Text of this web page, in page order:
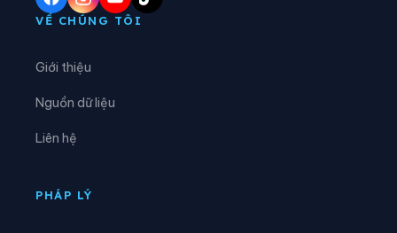
Phường Sơn Tây
VỀ CHÚNG TÔI
Giới thiệu
Nguồn dữ liệu
Liên hệ
PHÁP LÝ